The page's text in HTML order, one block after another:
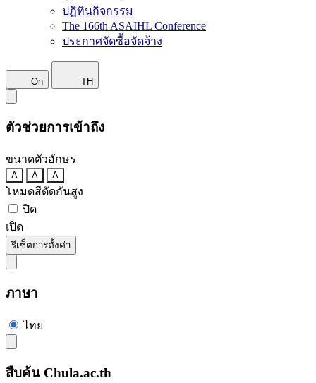
ปฏิทินกิจกรรม
The 166th ASAIHL Conference
ประกาศจัดซื้อจัดจ้าง
On TH
ตัวช่วยการเข้าถึง
ขนาดตัวอักษร
A A A
โหมดสีตัดกันสูง
ปิด
เปิด
รีเซ็ตการตั้งค่า
ภาษา
ไทย
สืบค้น Chula.ac.th